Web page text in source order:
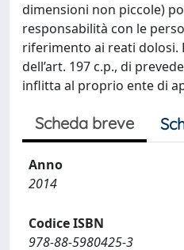
dimensioni non piccole)
responsabilità con le
riferimento ai reati dolosi.
dell’art. 197 c.p., di
inflitta al proprio ente di
Scheda breve
Anno
2014
Codice ISBN
978-88-5980425-3